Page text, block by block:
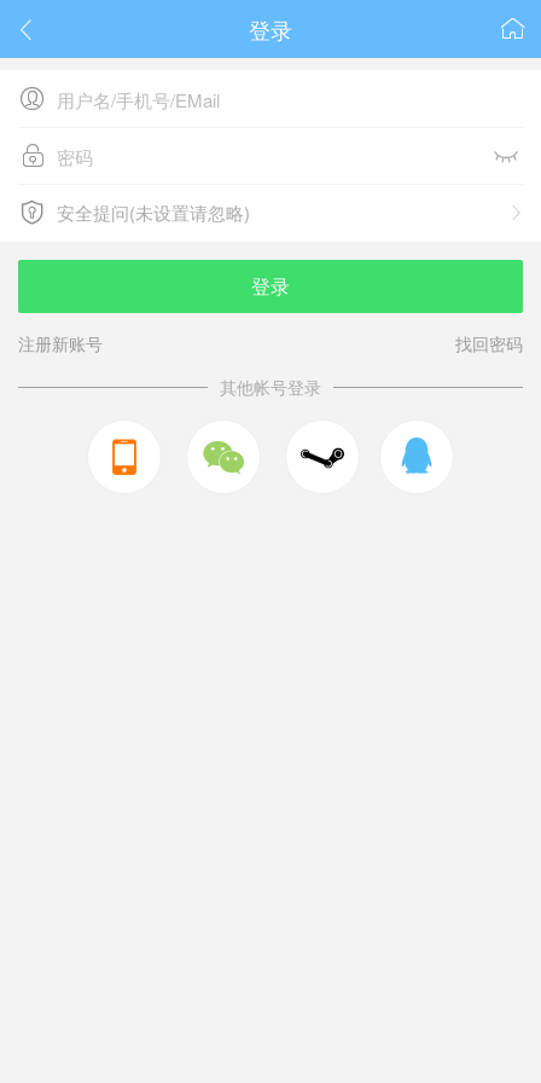
 
登录

 
 
安全提问(未设置请忽略)
安全提问(未设置请忽略)
登录
注册新账号
找回密码
其他帐号登录
  